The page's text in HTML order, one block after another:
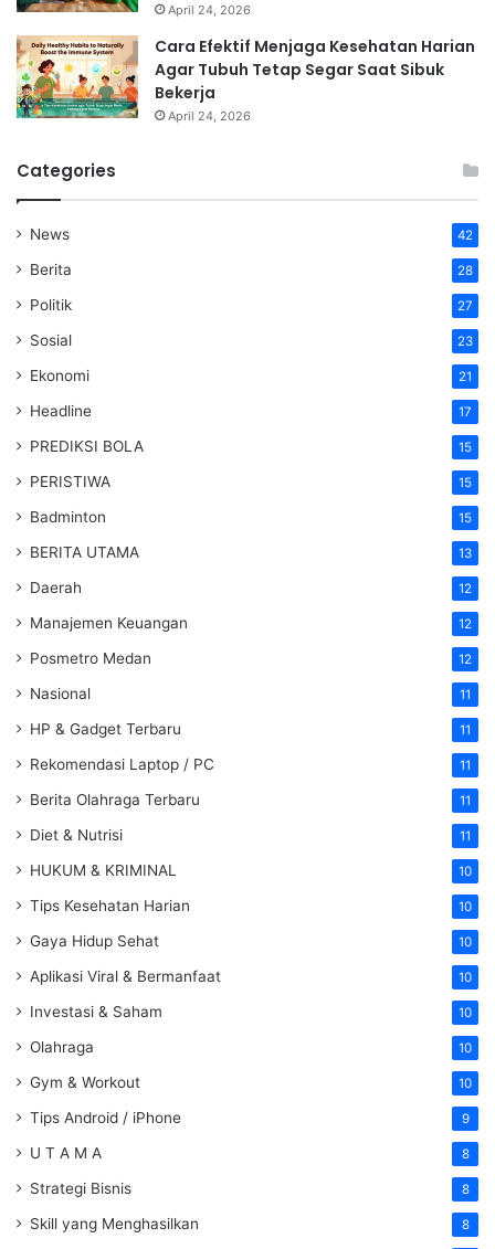
April 24, 2026
Cara Efektif Menjaga Kesehatan Harian
Agar Tubuh Tetap Segar Saat Sibuk
Bekerja
April 24, 2026
Categories
News 42
Berita 28
Politik 27
Sosial 23
Ekonomi 21
Headline 17
PREDIKSI BOLA 15
PERISTIWA 15
Badminton 15
BERITA UTAMA 13
Daerah 12
Manajemen Keuangan 12
Posmetro Medan 12
Nasional 11
HP & Gadget Terbaru 11
Rekomendasi Laptop / PC 11
Berita Olahraga Terbaru 11
Diet & Nutrisi 11
HUKUM & KRIMINAL 10
Tips Kesehatan Harian 10
Gaya Hidup Sehat 10
Aplikasi Viral & Bermanfaat 10
Investasi & Saham 10
Olahraga 10
Gym & Workout 10
Tips Android / iPhone 9
U T A M A 8
Strategi Bisnis 8
Skill yang Menghasilkan 8